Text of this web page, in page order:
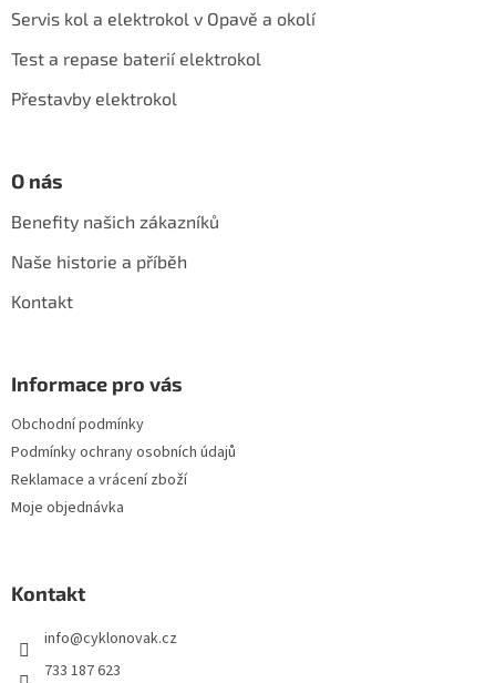
r
k
Servis kol a elektrokol v Opavě a okolí
Test a repase baterií elektrokol
Přestavby elektrokol
O nás
Benefity našich zákazníků
Naše historie a příběh
Kontakt
Informace pro vás
Obchodní podmínky
Podmínky ochrany osobních údajů
Reklamace a vrácení zboží
Moje objednávka
Kontakt
info@cyklonovak.cz
733 187 623